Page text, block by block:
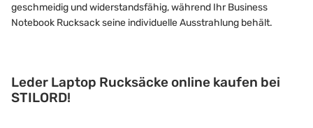
geschmeidig und widerstandsfähig, während Ihr Business
Notebook Rucksack seine individuelle Ausstrahlung behält.
Leder Laptop Rucksäcke online kaufen bei
STILORD!